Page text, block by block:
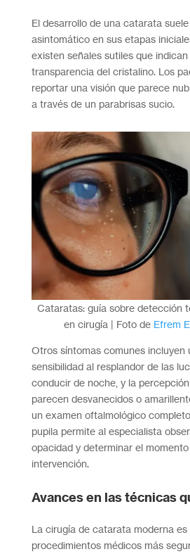
El desarrollo de una catarata
asintomático en sus etapas
existen señales sutiles que
transparencia del cristalino. Los
reportar una visión que parece
a través de un parabrisas sucio.
Cataratas: guía sobre detección
en cirugía | Foto de Efrem
Otros síntomas comunes incluyen
sensibilidad al resplandor de las
conducir de noche, y la
parecen desvanecidos o
un examen oftalmológico
pupila permite al especialista
opacidad y determinar el
intervención.
Avances en las técnicas
La cirugía de catarata moderna es
procedimientos médicos más